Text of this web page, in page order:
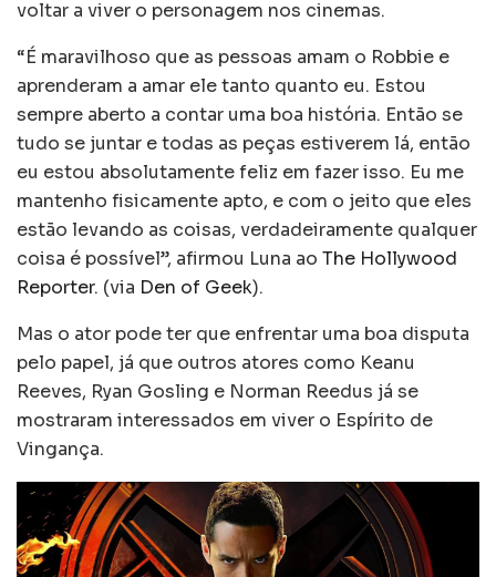
voltar a viver o personagem nos cinemas.
“É maravilhoso que as pessoas amam o Robbie e
aprenderam a amar ele tanto quanto eu. Estou
sempre aberto a contar uma boa história. Então se
tudo se juntar e todas as peças estiverem lá, então
eu estou absolutamente feliz em fazer isso. Eu me
mantenho fisicamente apto, e com o jeito que eles
estão levando as coisas, verdadeiramente qualquer
coisa é possível”, afirmou Luna ao The Hollywood
Reporter. (via Den of Geek).
Mas o ator pode ter que enfrentar uma boa disputa
pelo papel, já que outros atores como Keanu
Reeves, Ryan Gosling e Norman Reedus já se
mostraram interessados em viver o Espírito de
Vingança.